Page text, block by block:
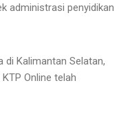
administrasi penyidikan
di Kalimantan Selatan,
Online telah